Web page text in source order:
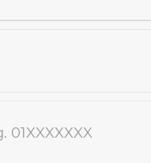
01XXXXXXX